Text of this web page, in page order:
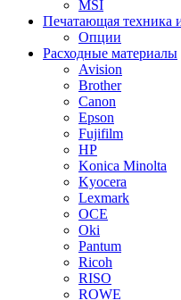
MSI
Печатающая техника
Опции
Расходные материалы
Avision
Brother
Canon
Epson
Fujifilm
HP
Konica Minolta
Kyocera
Lexmark
OCE
Oki
Pantum
Ricoh
RISO
ROWE